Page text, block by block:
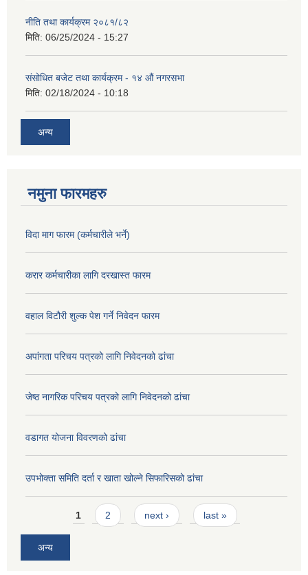
नीति तथा कार्यक्रम २०८१/८२
मिति: 06/25/2024 - 15:27
संसोधित बजेट तथा कार्यक्रम - १४ औं नगरसभा
मिति: 02/18/2024 - 10:18
अन्य
नमुना फारमहरु
विदा माग फारम (कर्मचारीले भर्ने)
करार कर्मचारीका लागि दरखास्त फारम
वहाल विटौरी शुल्क पेश गर्ने निवेदन फारम
अपांगता परिचय पत्रको लागि निवेदनको ढांचा
जेष्ठ नागरिक परिचय पत्रको लागि निवेदनको ढांचा
वडागत योजना विवरणको ढांचा
उपभोक्ता समिति दर्ता र खाता खोल्ने सिफारिसको ढांचा
Pages1 2 next › last »
अन्य